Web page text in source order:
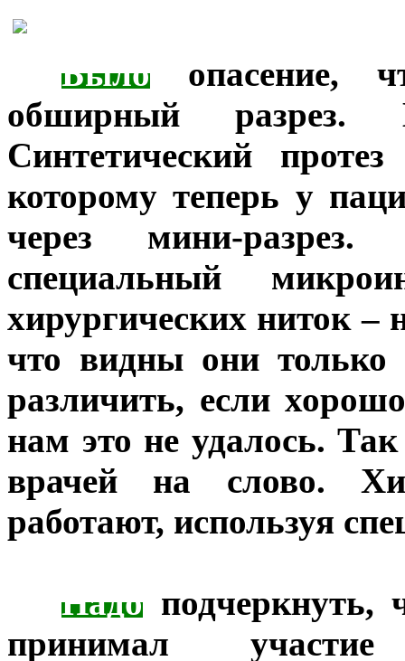
Было опасение,
обширный разрез.
Синтетический
которому теперь у
через мини-
специальный
хирургических ниток –
что видны они
различить, если
нам это не удалось.
врачей на слово.
работают, используя
Надо подчеркнуть,
принимал